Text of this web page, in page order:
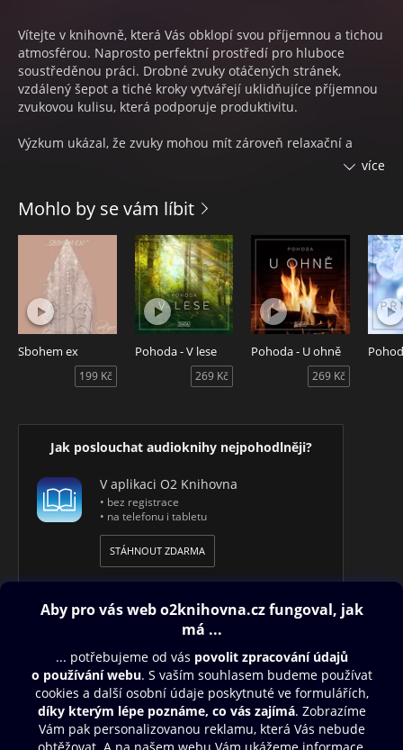
Vítejte v knihovně, která Vás obklopí svou příjemnou a tichou
atmosférou. Naprosto perfektní prostředí pro hluboce
soustředěnou práci. Drobné zvuky otáčených stránek,
vzdálený šepot a tiché kroky vytvářejí uklidňujíce příjemnou
zvukovou kulisu, která podporuje produktivitu.
Výzkum ukázal, že zvuky mohou mít zároveň relaxační a
stimulační vliv na nás mozek. Náladová série od Saga Talks
nebo soustředit na práci. Speciálně navržený zvukový vesmír
tvoří uklidňující atmosféru, známou také jako „nálada“, do
kterého můžete vstoupit kdykoliv a kdekoliv chcete.
více
Mohlo by se vám líbit
Sbohem ex
199 Kč
Pohoda - V lese
269 Kč
Pohoda - U ohně
269 Kč
Jak poslouchat audioknihy nejpohodlněji?
V aplikaci O2 Knihovna
• bez registrace
• na telefonu i tabletu
STÁHNOUT ZDARMA
Obsah ke stažení
Moje O2 Knihovna
Další zábava